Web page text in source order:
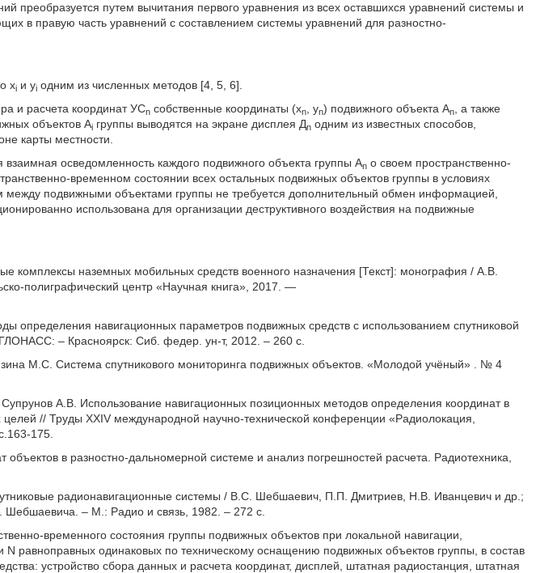
преобразуется путем вычитания первого уравнения из всех оставшихся уравнений системы и
в правую часть уравнений с составлением системы уравнений для разностно-
xi и yi одним из численных методов [4, 5, 6].
и расчета координат УСn собственные координаты (xn , yn) подвижного объекта Аn
, а также
объектов Аi группы выводятся на экране дисплея Дn одним из известных способов,
карты местности.
осведомленность каждого подвижного объекта группы Аn о своем пространственно-
временном состоянии всех остальных подвижных объектов группы в условиях
между подвижными объектами группы не требуется дополнительный обмен информацией,
использована для организации деструктивного воздействия на подвижные
комплексы наземных мобильных средств военного назначения [Текст]: монография / А.В.
полиграфический центр «Научная книга», 2017. —
определения навигационных параметров подвижных средств с использованием спутниковой
– Красноярск: Сиб. федер. ун-т, 2012. – 260 с.
М.С. Система спутникового мониторинга подвижных объектов. «Молодой учёный» . № 4
А.В. Использование навигационных позиционных методов определения координат в
// Труды XXIV международной научно-технической конференции «Радиолокация,
175.
объектов в разностно-дальномерной системе и анализ погрешностей расчета. Радиотехника,
радионавигационные системы / В.С. Шебшаевич, П.П. Дмитриев, Н.В. Иванцевич и др.;
– М.: Радио и связь, 1982. – 272 с.
временного состояния группы подвижных объектов при локальной навигации,
N равноправных одинаковых по техническому оснащению подвижных объектов группы, в состав
устройство сбора данных и расчета координат, дисплей, штатная радиостанция, штатная